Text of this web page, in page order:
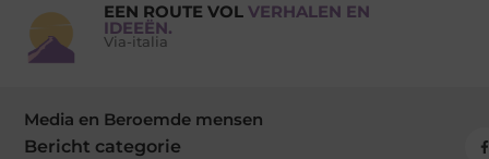
EEN ROUTE VOL VERHALEN EN
IDEEËN.
Via-italia
Media en Beroemde mensen
Bericht categorie